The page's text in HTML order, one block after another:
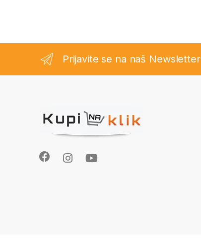
Prijavite se na naš Newsletter